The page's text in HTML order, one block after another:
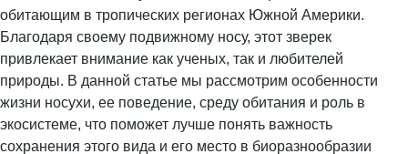
обитающим в тропических регионах Южной Америки.
Благодаря своему подвижному носу, этот зверек
привлекает внимание как ученых, так и любителей
природы. В данной статье мы рассмотрим особенности
жизни носухи, ее поведение, среду обитания и роль в
экосистеме, что поможет лучше понять важность
сохранения этого вида и его место в биоразнообразии